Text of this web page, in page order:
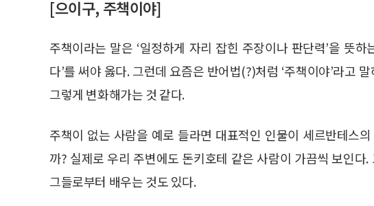
[으이구, 주책이야]
주책이라는 말은 ‘일정하게 자리 잡힌 주장이나 판단력’을 뜻
다’를 써야 옳다. 그런데 요즘은 반어법(?)처럼 ‘주책이야’라고
그렇게 변화해가는 것 같다.
주책이 없는 사람을 예로 들라면 대표적인 인물이 세르반테스
까? 실제로 우리 주변에도 돈키호테 같은 사람이 가끔씩 보인다
그들로부터 배우는 것도 있다.